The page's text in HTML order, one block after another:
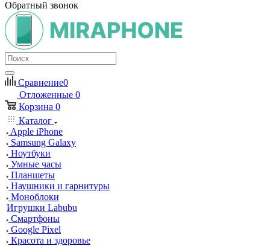
Обратный звонок
Сравнение0
Отложенные 0
Корзина 0
Каталог
Apple iPhone
Samsung Galaxy
Ноутбуки
Умные часы
Планшеты
Наушники и гарнитуры
Моноблоки
Игрушки Labubu
Смартфоны
Google Pixel
Красота и здоровье